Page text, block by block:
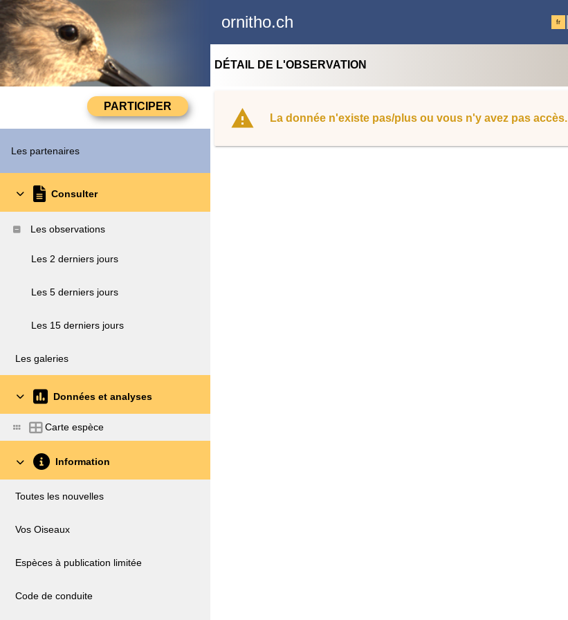
ornitho.ch fr
Les partenaires
Consulter
Les observations
Les 2 derniers jours
Les 5 derniers jours
Les 15 derniers jours
Les galeries
Données et analyses
Carte espèce
Information
Toutes les nouvelles
Vos Oiseaux
Espèces à publication limitée
Code de conduite
DÉTAIL DE L'OBSERVATION
La donnée n'existe pas/plus ou vous n'y avez pas accès.